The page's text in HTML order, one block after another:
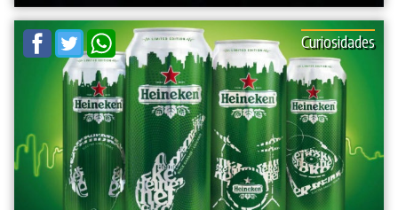
Curiosidades